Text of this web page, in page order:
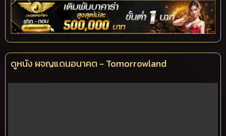
ดูหนัง ผจญแดนอนาคต - Tomorrowland